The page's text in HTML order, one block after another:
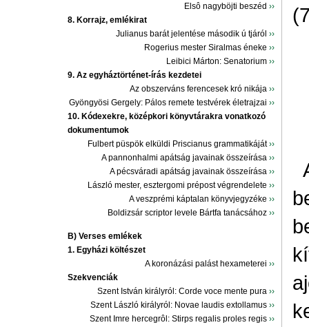
Elsô nagyböjti beszéd ››
8. Korrajz, emlékirat
Julianus barát jelentése második ú tjáról ››
Rogerius mester Siralmas éneke ››
Leibici Márton: Senatorium ››
9. Az egyháztörténet-írás kezdetei
Az obszerváns ferencesek kró nikája ››
Gyöngyösi Gergely: Pálos remete testvérek életrajzai ››
10. Kódexekre, középkori könyvtárakra vonatkozó
dokumentumok
Fulbert püspök elküldi Priscianus grammatikáját››
A pannonhalmi apátság javainak összeírása ››
A pécsváradi apátság javainak összeírása ››
László mester, esztergomi prépost végrendelete ››
A veszprémi káptalan könyvjegyzéke ››
Boldizsár scriptor levele Bártfa tanácsához ››
B) Verses emlékek
1. Egyházi költészet
A koronázási palást hexameterei ››
Szekvenciák
Szent István királyról: Corde voce mente pura ››
Szent László királyról: Novae laudis extollamus ››
Szent Imre hercegrôl: Stirps regalis proles regis ››